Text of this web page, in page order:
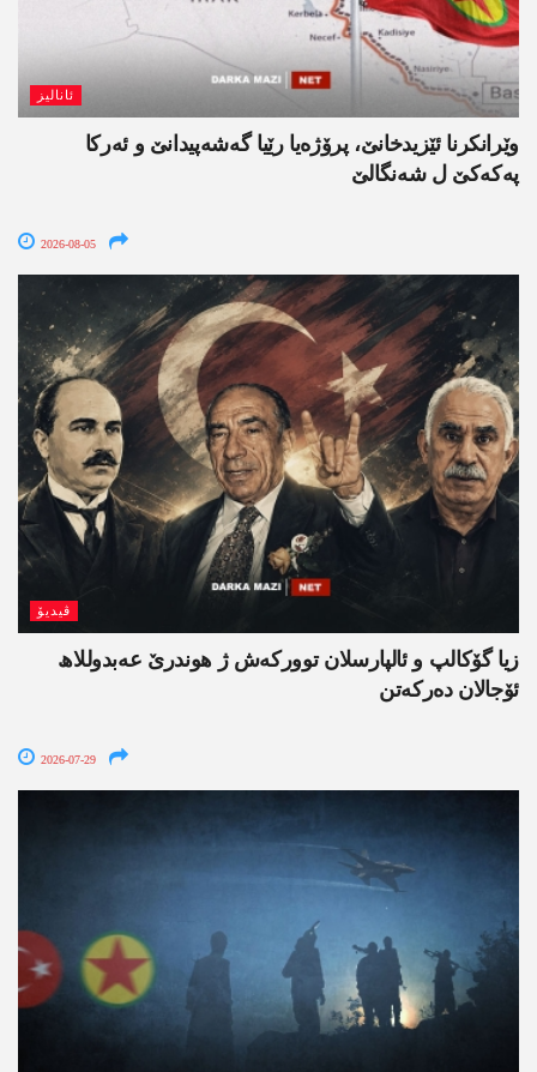
ئانالیز
وێرانکرنا ئێزیدخانێ، پرۆژەیا رێیا گەشەپیدانێ و ئەرکا
پەکەکێ ل شەنگالێ
2026-08-05
ڤیدیۆ
زیا گۆکالپ و ئالپارسلان توورکەش ژ ھوندرێ عەبدوللاھ
ئۆجالان دەرکەتن
2026-07-29